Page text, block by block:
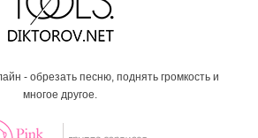
- обрезать песню, поднять громкость и
многое другое.